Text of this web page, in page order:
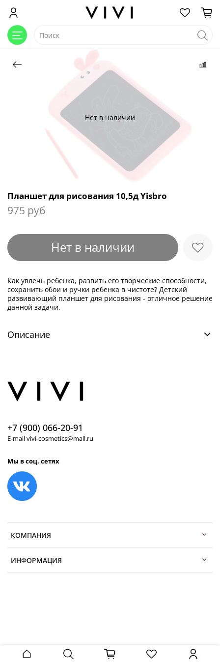
Нет в наличии
Планшет для рисования 10,5д Yisbro
975 руб
Нет в наличии
Как увлечь ребенка, развить его творческие способности,
сохранить обои и ручки ребенка в чистоте? Детский
развивающий планшет для рисования - отличное решение
данной задачи.
Описание
КОМПАНИЯ
ИНФОРМАЦИЯ
+7 (900) 066-20-91
E-mail vivi-cosmetics@mail.ru
Мы в соц. сетях